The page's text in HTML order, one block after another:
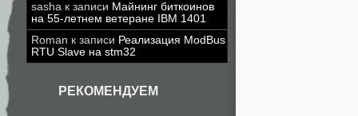
sasha к записи Майнинг биткоинов
на 55-летнем ветеране IBM 1401
Roman к записи Реализация ModBus
RTU Slave на stm32
РЕКОМЕНДУЕМ